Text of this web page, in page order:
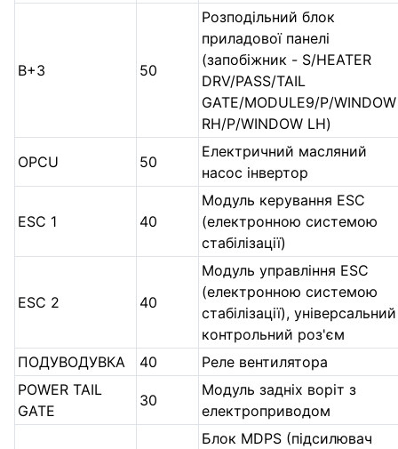
B+3 50
Розподільний блок
приладової панелі
(запобіжник - S/HEATER
DRV/PASS/TAIL
GATE/MODULE9/P/WINDOW
RH/P/WINDOW LH)
OPCU 50
Електричний масляний
насос інвертор
ESC 1 40
Модуль керування ESC
(електронною системою
стабілізації)
ESC 2 40
Модуль управління ESC
(електронною системою
стабілізації), універсальний
контрольний роз'єм
ПОДУВОДУВКА
40
Реле вентилятора
POWER TAIL
GATE
30
Модуль задніх воріт з
електроприводом
Блок MDPS (підсилювач